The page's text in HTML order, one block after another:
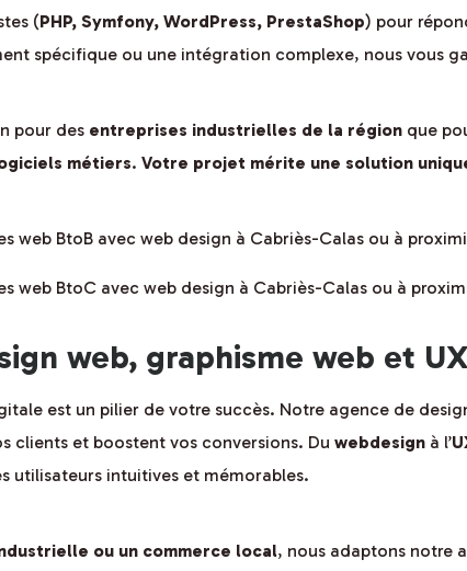
(PHP, Symfony, WordPress, PrestaShop) pour
spécifique ou une intégration complexe, nous vous
pour des entreprises industrielles de la région que
métiers. Votre projet mérite une solution
web BtoB avec web design à Cabriès-Calas ou à
web BtoC avec web design à Cabriès-Calas ou à
web, graphisme web et
est un pilier de votre succès. Notre agence de
clients et boostent vos conversions. Du webdesign à l’
utilisateurs intuitives et mémorables.
ou un commerce local, nous adaptons notre